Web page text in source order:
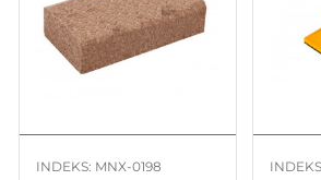
INDEKS: MNX-0198